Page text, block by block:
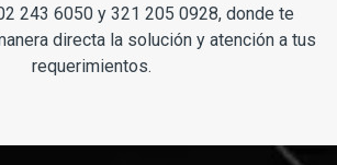
243 6050 y 321 205 0928, donde te
directa la solución y atención a tus
requerimientos.